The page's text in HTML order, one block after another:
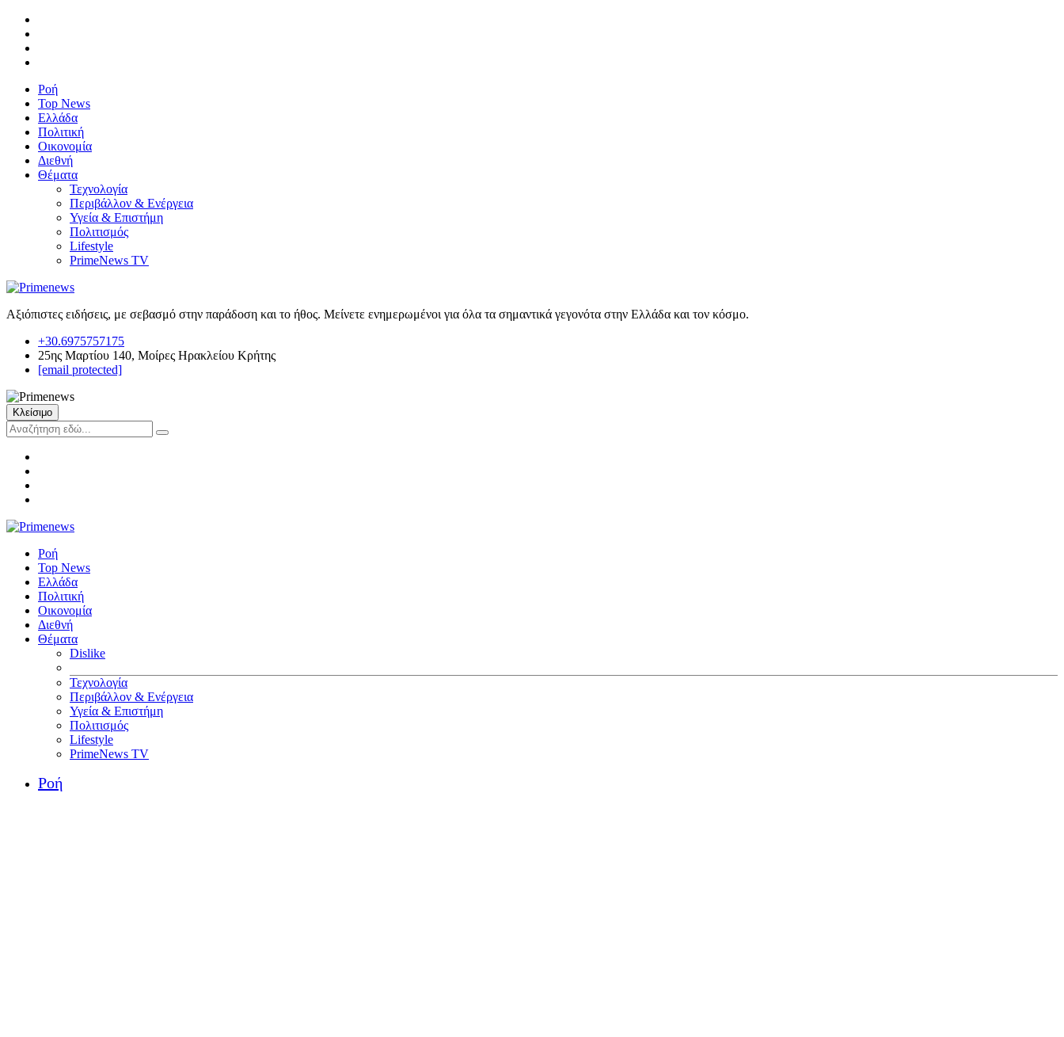
Ροή
Top News
Ελλάδα
Πολιτική
Οικονομία
Διεθνή
Θέματα
Τεχνολογία
Περιβάλλον & Ενέργεια
Υγεία & Επιστήμη
Πολιτισμός
Lifestyle
PrimeNews TV
Αξιόπιστες ειδήσεις, με σεβασμό στην παράδοση και το ήθος. Μείνετε ενημερωμένοι για όλα τα σημαντικά γεγονότα στην Ελλάδα και τον κόσμο.
+30.6975757175
25ης Μαρτίου 140, Μοίρες Ηρακλείου Κρήτης
[email protected]
Κλείσιμο
Ροή
Top News
Ελλάδα
Πολιτική
Οικονομία
Διεθνή
Θέματα
Dislike
Τεχνολογία
Περιβάλλον & Ενέργεια
Υγεία & Επιστήμη
Πολιτισμός
Lifestyle
PrimeNews TV
Ροή